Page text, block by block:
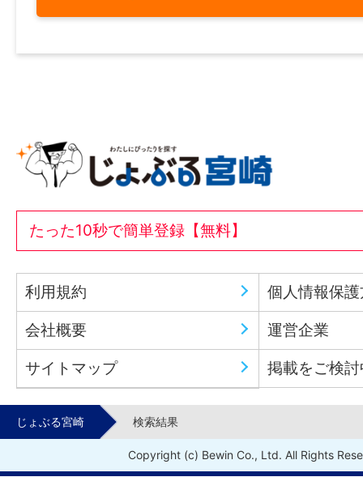
たった10秒で簡単登録【無料】
利用規約 個人情報保
会社概要 運営企業
サイトマップ 掲載をご検
じょぶる宮崎 検索結果
Copyright (c) Bewin Co., Ltd. All Rights